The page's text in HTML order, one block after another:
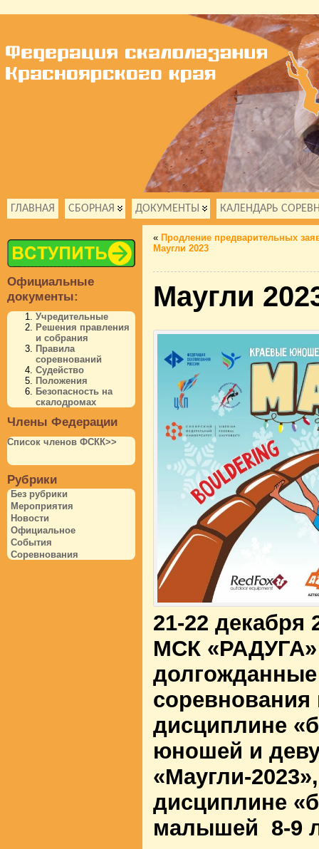
ГЛАВНАЯ СБОРНАЯ ДОКУМЕНТЫ КАЛЕНДАРЬ
Официальные
документы:
Учредительные
Решения правления
и собрания
Правила
соревнований
Судейство
Положения
Безопасность на
скалодромах
Члены Федерации
Список членов ФСКК>>
Рубрики
Без рубрики
Мероприятия
Новости
Официальное
События
Соревнования
« Продление предварительных
Маугли 2023
Маугли
21-22 декабря
МСК «РАДУГА»
дисциплине
юношей и
«Маугли-
дисциплине
малышей 8-9